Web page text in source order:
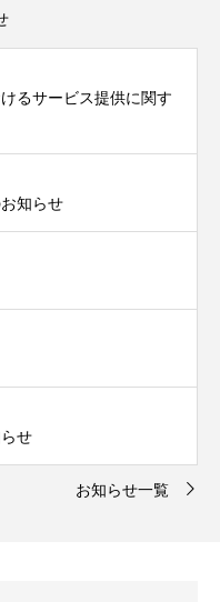
るサービス提供に関す
知らせ
せ
お知らせ一覧